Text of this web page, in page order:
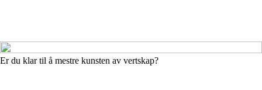
Er du klar til å mestre kunsten av vertskap?